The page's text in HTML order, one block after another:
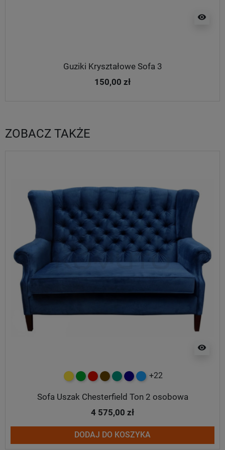
visibility
Guziki Kryształowe Sofa 3
150,00 zł
ZOBACZ TAKŻE
visibility
żółtyzielonyczerwony
czekoladowy
turkusowy
granatowy
niebieski
+22
Sofa Uszak Chesterfield Ton 2 osobowa
4 575,00 zł
DODAJ DO KOSZYKA